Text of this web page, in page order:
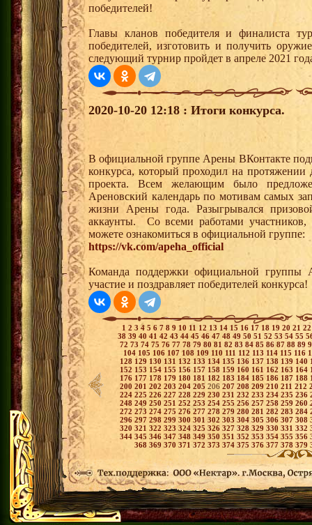
победителей!
Главы кланов победителя и финалиста
победителей, изготовить и получить
следующий турнир пройдет в апреле 2021
2020-10-20 12:18 : Итоги конкурса.
В официальной группе Арены ВКонтакте
конкурса, который проходил на
проекта. Всем желающим было
Ареновский календарь по мотивам самых
жизни Арены года. Разыгрывался
аккаунты. Со всеми работами
можете ознакомиться в официальной группе:
https://vk.com/apeha_official
Команда поддержки официальной группы
участие и поздравляет победителей конкурса!
1 2 3 4 5 6 7 8 9 10 11 12 13 14 15 16 17 18 19 20 21
38 39 40 41 42 43 44 45 46 47 48 49 50 51 52 53 54 55
72 73 74 75 76 77 78 79 8081 82 83 84 85 86 87 88 89
104 105 106 107 108 109 110 111 112 113 114 115 116
128 129 130 131 132 133 134 135 136 137 138 139 140
152 153 154 155 156 157 158 159 160 161 162 163 164
176 177 178 179 180 181 182 183 184 185 186 187 188
200 201 202 203 204 205 206 207 208 209210 211 212
224 225 226 227 228 229 230 231 232 233 234 235 236
248 249 250 251 252 253 254 255 256 257 258 259 260
272 273 274 275 276 277 278 279 280 281 282 283 284
296 297 298 299 300 301302 303 304 305 306 307 308
320 321 322 323 324 325 326 327 328 329 330 331 332
344 345 346 347 348 349 350 351 352 353 354 355 356
368 369 370 371 372 373 374 375 376 377 378 379